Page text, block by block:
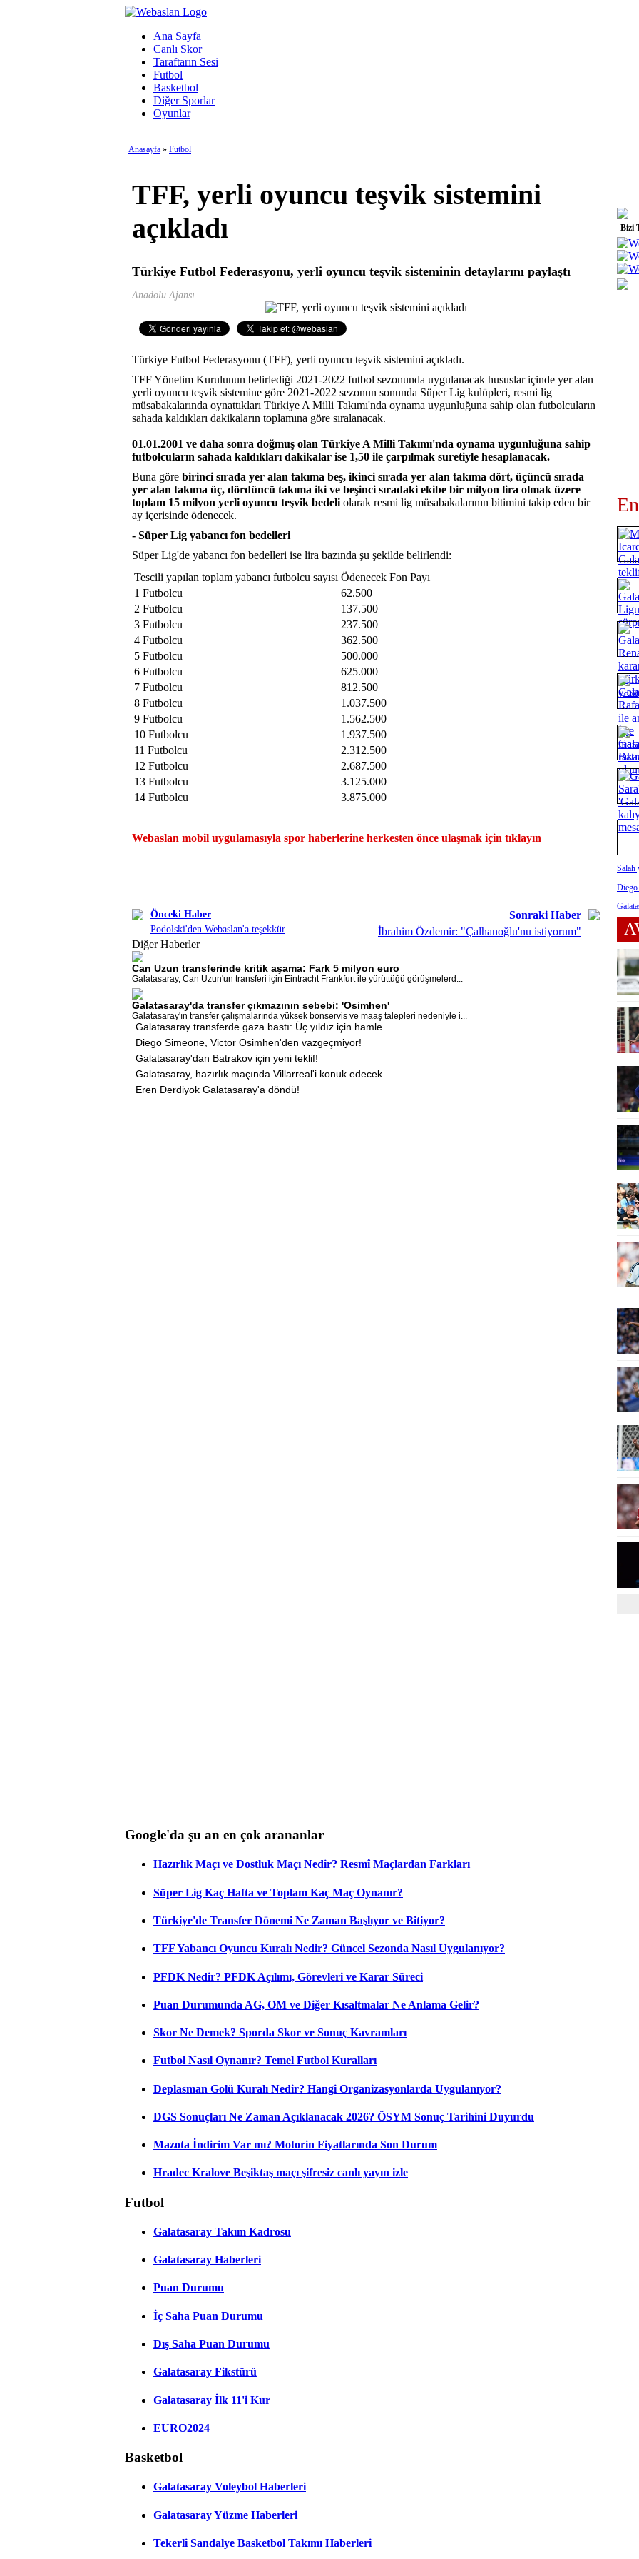
Ana Sayfa
Canlı Skor
Taraftarın Sesi
Futbol
Basketbol
Diğer Sporlar
Oyunlar
Anasayfa » Futbol
TFF, yerli oyuncu teşvik sistemini
açıkladı
Türkiye Futbol Federasyonu, yerli oyuncu teşvik sisteminin detaylarını paylaştı
Anadolu Ajansı
Türkiye Futbol Federasyonu (TFF), yerli oyuncu teşvik sistemini açıkladı.
TFF Yönetim Kurulunun belirlediği 2021-2022 futbol sezonunda uygulanacak hususlar içinde yer alan
yerli oyuncu teşvik sistemine göre 2021-2022 sezonun sonunda Süper Lig kulüpleri, resmi lig
müsabakalarında oynattıkları Türkiye A Milli Takımı'nda oynama uygunluğuna sahip olan futbolcuların
sahada kaldıkları dakikaların toplamına göre sıralanacak.
01.01.2001 ve daha sonra doğmuş olan Türkiye A Milli Takımı'nda oynama uygunluğuna sahip
futbolcuların sahada kaldıkları dakikalar ise 1,50 ile çarpılmak suretiyle hesaplanacak.
Buna göre birinci sırada yer alan takıma beş, ikinci sırada yer alan takıma dört, üçüncü sırada
yer alan takıma üç, dördüncü takıma iki ve beşinci sıradaki ekibe bir milyon lira olmak üzere
toplam 15 milyon yerli oyuncu teşvik bedeli olarak resmi lig müsabakalarının bitimini takip eden bir
ay içerisinde ödenecek.
- Süper Lig yabancı fon bedelleri
Süper Lig'de yabancı fon bedelleri ise lira bazında şu şekilde belirlendi:
Tescili yapılan toplam yabancı futbolcu sayısı Ödenecek Fon Payı
1 Futbolcu
62.500
2 Futbolcu
137.500
3 Futbolcu
237.500
4 Futbolcu
362.500
5 Futbolcu
500.000
6 Futbolcu
625.000
7 Futbolcu
812.500
8 Futbolcu
1.037.500
9 Futbolcu
1.562.500
10 Futbolcu
1.937.500
11 Futbolcu
2.312.500
12 Futbolcu
2.687.500
13 Futbolcu
3.125.000
14 Futbolcu
3.875.000
Webaslan mobil uygulamasıyla spor haberlerine herkesten önce ulaşmak için tıklayın
Önceki Haber
Podolski'den Webaslan'a teşekkür
Sonraki Haber
İbrahim Özdemir: "Çalhanoğlu'nu istiyorum"
Diğer Haberler
Can Uzun transferinde kritik aşama: Fark 5 milyon euro
Galatasaray, Can Uzun'un transferi için Eintracht Frankfurt ile yürüttüğü görüşmelerd...
Galatasaray'da transfer çıkmazının sebebi: 'Osimhen'
Galatasaray'ın transfer çalışmalarında yüksek bonservis ve maaş talepleri nedeniyle i...
Galatasaray transferde gaza bastı: Üç yıldız için hamle
Diego Simeone, Victor Osimhen'den vazgeçmiyor!
Galatasaray'dan Batrakov için yeni teklif!
Galatasaray, hazırlık maçında Villarreal'i konuk edecek
Eren Derdiyok Galatasaray'a döndü!
Bizi
Salah
Diego
Google'da şu an en çok arananlar
Hazırlık Maçı ve Dostluk Maçı Nedir? Resmî Maçlardan Farkları
Süper Lig Kaç Hafta ve Toplam Kaç Maç Oynanır?
Türkiye'de Transfer Dönemi Ne Zaman Başlıyor ve Bitiyor?
TFF Yabancı Oyuncu Kuralı Nedir? Güncel Sezonda Nasıl Uygulanıyor?
PFDK Nedir? PFDK Açılımı, Görevleri ve Karar Süreci
Puan Durumunda AG, OM ve Diğer Kısaltmalar Ne Anlama Gelir?
Skor Ne Demek? Sporda Skor ve Sonuç Kavramları
Futbol Nasıl Oynanır? Temel Futbol Kuralları
Deplasman Golü Kuralı Nedir? Hangi Organizasyonlarda Uygulanıyor?
DGS Sonuçları Ne Zaman Açıklanacak 2026? ÖSYM Sonuç Tarihini Duyurdu
Mazota İndirim Var mı? Motorin Fiyatlarında Son Durum
Hradec Kralove Beşiktaş maçı şifresiz canlı yayın izle
Futbol
Galatasaray Takım Kadrosu
Galatasaray Haberleri
Puan Durumu
İç Saha Puan Durumu
Dış Saha Puan Durumu
Galatasaray Fikstürü
Galatasaray İlk 11'i Kur
EURO2024
Basketbol
Galatasaray Voleybol Haberleri
Galatasaray Yüzme Haberleri
Tekerli Sandalye Basketbol Takımı Haberleri